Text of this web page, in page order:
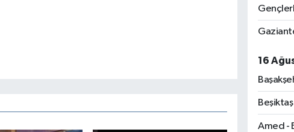
16
Amed -